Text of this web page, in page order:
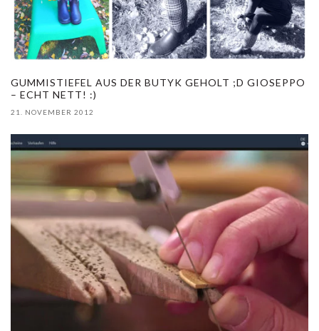
GUMMISTIEFEL AUS DER BUTYK GEHOLT ;D GIOSEPPO
– ECHT NETT! :)
21. NOVEMBER 2012